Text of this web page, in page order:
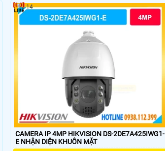
CAMERA IP 4MP HIKVISION DS-2DE7A425IWG1-
E NHẬN DIỆN KHUÔN MẶT
14